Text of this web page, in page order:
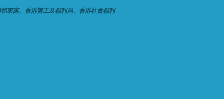
東寓、香港勞工及福利局、香港社會福利